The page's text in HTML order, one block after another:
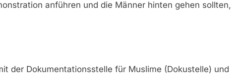
anführen und die Männer hinten gehen sollten,
der Dokumentationsstelle für Muslime (Dokustelle) und